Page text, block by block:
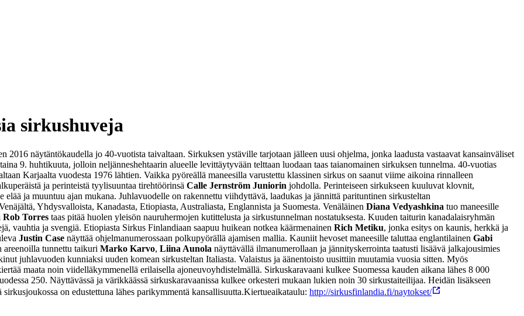
sirkushuveja
näytäntökaudella jo 40-vuotista taivaltaan. Sirkuksen ystäville tarjotaan jälleen uusi ohjelma, jonka laadusta vastaavat kansainväliset
9. huhtikuuta, jolloin neljänneshehtaarin alueelle levittäytyvään telttaan luodaan taas taianomainen sirkuksen tunnelma. 40-vuotias
Karjaalta vuodesta 1976 lähtien. Vaikka pyöreällä maneesilla varustettu klassinen sirkus on saanut viime aikoina rinnalleen
ja perinteistä tyylisuuntaa tirehtöörinsä Calle Jernström Juniorin johdolla. Perinteiseen sirkukseen kuuluvat klovnit,
ja muuntuu ajan mukana. Juhlavuodelle on rakennettu viihdyttävä, laadukas ja jännittä parituntinen sirkusteltan
Yhdysvalloista, Kanadasta, Etiopiasta, Australiasta, Englannista ja Suomesta. Venäläinen Diana Vedyashkina tuo maneesille
Rob Torres taas pitää huolen yleisön nauruhermojen kutittelusta ja sirkustunnelman nostatuksesta. Kuuden taiturin kanadalaisryhmän
vauhtia ja svengiä. Etiopiasta Sirkus Finlandiaan saapuu huikean notkea käärmenainen Rich Metiku, jonka esitys on kaunis, herkkä ja
Justin Case näyttää ohjelmanumerossaan polkupyörällä ajamisen mallia. Kauniit hevoset maneesille taluttaa englantilainen Gabi
areenoilla tunnettu taikuri Marko Karvo, Liina Aunola näyttävällä ilmanumerollaan ja jännityskerrointa taatusti lisäävä jalkajousimies
juhlavuoden kunniaksi uuden komean sirkusteltan Italiasta. Valaistus ja äänentoisto uusittiin muutamia vuosia sitten. Myös
maata noin viidelläkymmenellä erilaisella ajoneuvoyhdistelmällä. Sirkuskaravaani kulkee Suomessa kauden aikana lähes 8 000
250. Näyttävässä ja värikkäässä sirkuskaravaanissa kulkee orkesteri mukaan lukien noin 30 sirkustaiteilijaa. Heidän lisäkseen
on edustettuna lähes parikymmentä kansallisuutta.Kiertueaikataulu: http://sirkusfinlandia.fi/naytokset/